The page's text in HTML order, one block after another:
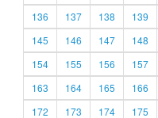
136
137 138 139
145
146 147 148
154
155 156 157
163
164 165 166
172
173 174 175